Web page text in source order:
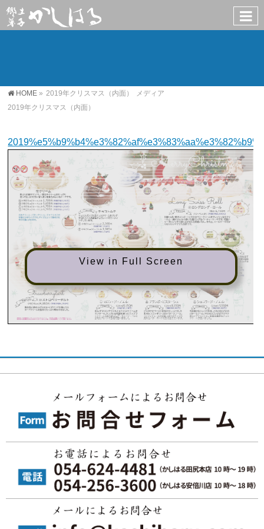
HOME » 2019年クリスマス（内面）
メディア
2019年クリスマス（内面）
View in Full Screen